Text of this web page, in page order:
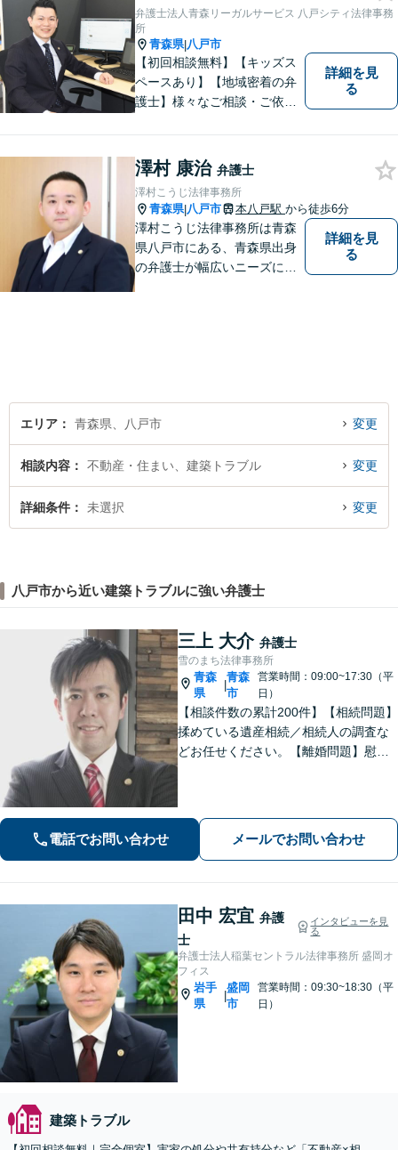
弁護士法人青森リーガルサービス 八戸シティ法律事務
所
青森県|八戸市
【初回相談無料】【キッズス
ペースあり】【地域密着の弁
護士】様々なご相談・ご依頼
相談ください。
詳細を見
る
澤村 康治 弁護士
澤村こうじ法律事務所
青森県|八戸市 本八戸駅 から徒歩6分
澤村こうじ法律事務所は青森
県八戸市にある、青森県出身
の弁護士が幅広いニーズにお
詳細を見
る
エリア 青森県、八戸市 変更
相談内容 不動産・住まい、建築トラブル 変更
詳細条件 未選択 変更
八戸市から近い建築トラブルに強い弁護士
三上 大介 弁護士
雪のまち法律事務所
青森
県
|
青森
市
営業時間：09:00~17:30（平
日）
【相談件数の累計200件】【相続問題】
揉めている遺産相続／相続人の調査な
どお任せください。【離婚問題】慰謝
相談可】
電話でお問い合わせ メールでお問い合わせ
田中 宏宜 弁護
士
インタビューを見
る
弁護士法人稲葉セントラル法律事務所 盛岡オ
フィス
岩手
県
|
盛岡
市
営業時間：09:30~18:30（平
日）
建築トラブル